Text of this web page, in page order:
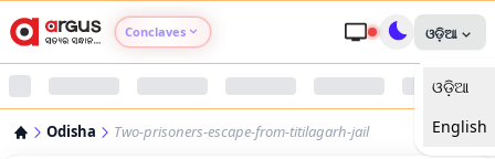
Conclaves
Argus Nari Shakti
ଓଡ଼ିଆ
ଓଡ଼ିଆ
English
Odisha Two-prisoners-escape-from-titilagarh-jail